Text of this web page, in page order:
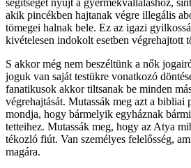
akik pincékben hajtanak végre illegális
tömegei halnak bele. Ez az igazi
kivételesen indokolt esetben végrehajtott
S akkor még nem beszéltünk a nők
joguk van saját testükre vonatkozó
fanatikusok akkor tiltsanak be minden
végrehajtását. Mutassák meg azt a bibliai
mondja, hogy bármelyik egyháznak
tetteihez. Mutassák meg, hogy az Atya
tékozló fiút. Van személyes felelősség,
magára.